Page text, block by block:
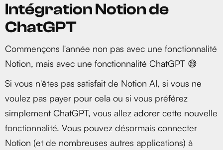
Intégration Notion de
ChatGPT
Commençons l'année non pas avec une fonctionnalité
Notion, mais avec une fonctionnalité ChatGPT 😅
Si vous n'êtes pas satisfait de Notion AI, si vous ne
voulez pas payer pour cela ou si vous préférez
simplement ChatGPT, vous allez adorer cette nouvelle
fonctionnalité. Vous pouvez désormais connecter
Notion (et de nombreuses autres applications) à